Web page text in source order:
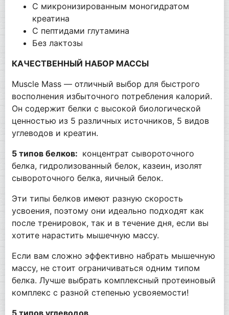
С микронизированным моногидратом
креатина
С пептидами глутамина
Без лактозы
КАЧЕСТВЕННЫЙ НАБОР МАССЫ
Muscle Mass — отличный выбор для быстрого
восполнения избыточного потребления калорий.
Он содержит белки с высокой биологической
ценностью из 5 различных источников, 5 видов
углеводов и креатин.
5 типов белков: концентрат сывороточного
белка, гидролизованный белок, казеин, изолят
сывороточного белка, яичный белок.
Эти типы белков имеют разную скорость
усвоения, поэтому они идеально подходят как
после тренировок, так и в течение дня, если вы
хотите нарастить мышечную массу.
Если вам сложно эффективно набрать мышечную
массу, не стоит ограничиваться одним типом
белка. Лучше выбрать комплексный протеиновый
комплекс с разной степенью усвояемости!
5 типов углеводов